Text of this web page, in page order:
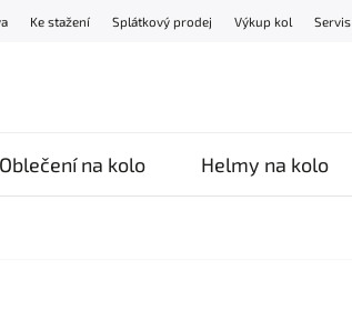
Ke stažení Splátkový prodej Výkup kol Servis
Oblečení na kolo Helmy na kolo